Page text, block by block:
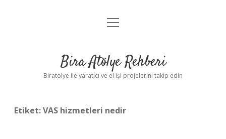
Anasayfa
Yasal Uyarı
menüyü
Bira Atölye Rehberi
Biratolye ile yaratıcı ve el işi projelerini takip edin
Etiket:VAS hizmetleri nedir